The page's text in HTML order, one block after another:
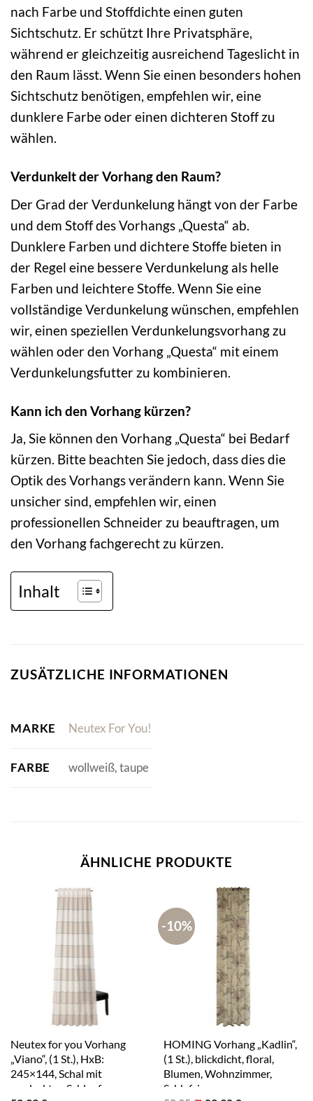
nach Farbe und Stoffdichte einen guten
Sichtschutz. Er schützt Ihre Privatsphäre,
während er gleichzeitig ausreichend Tageslicht in
den Raum lässt. Wenn Sie einen besonders hohen
Sichtschutz benötigen, empfehlen wir, eine
dunklere Farbe oder einen dichteren Stoff zu
wählen.
Verdunkelt der Vorhang den Raum?
Der Grad der Verdunkelung hängt von der Farbe
und dem Stoff des Vorhangs „Questa“ ab.
Dunklere Farben und dichtere Stoffe bieten in
der Regel eine bessere Verdunkelung als helle
Farben und leichtere Stoffe. Wenn Sie eine
vollständige Verdunkelung wünschen, empfehlen
wir, einen speziellen Verdunkelungsvorhang zu
wählen oder den Vorhang „Questa“ mit einem
Verdunkelungsfutter zu kombinieren.
Kann ich den Vorhang kürzen?
Ja, Sie können den Vorhang „Questa“ bei Bedarf
kürzen. Bitte beachten Sie jedoch, dass dies die
Optik des Vorhangs verändern kann. Wenn Sie
unsicher sind, empfehlen wir, einen
professionellen Schneider zu beauftragen, um
den Vorhang fachgerecht zu kürzen.
Inhalt
ZUSÄTZLICHE INFORMATIONEN
MARKE Neutex For You!
FARBE wollweiß, taupe
ÄHNLICHE PRODUKTE
Neutex for you Vorhang
„Viano“, (1 St.), HxB:
245×144, Schal mit
verdeckten Schlaufen
-10%
HOMING Vorhang „Kadlin“,
(1 St.), blickdicht, floral,
Blumen, Wohnzimmer,
Schlafzimmer